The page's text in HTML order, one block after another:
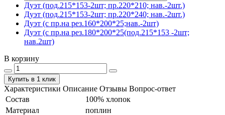
Дуэт (под.215*153-2шт; пр.220*210; нав.-2шт.)
Дуэт (под.215*153-2шт; пр.220*240; нав.-2шт.)
Дуэт (с пр.на рез.160*200*25;нав.-2шт)
Дуэт (с пр.на рез.180*200*25(под.215*153 -2шт;
нав.2шт)
В корзину
Купить в 1 клик
Характеристики Описание Отзывы Вопрос-ответ
Состав
100% хлопок
Материал
поплин